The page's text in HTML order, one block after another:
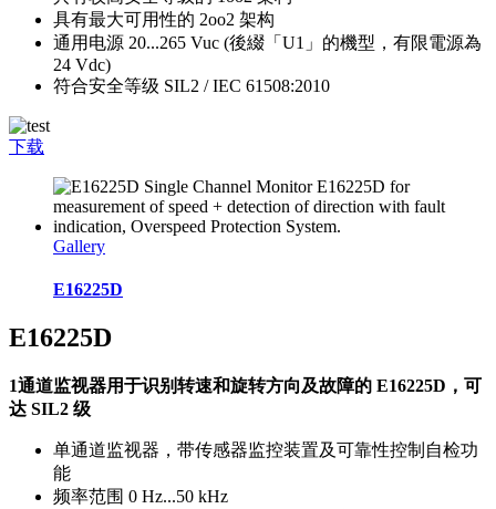
具有最大可用性的 2oo2 架构
通用电源 20...265 Vuc (後綴「U1」的機型，有限電源為
24 Vdc)
符合安全等级 SIL2 / IEC 61508:2010
下载
Gallery
E16225D
E16225D
1通道监视器用于识别转速和旋转方向及故障的 E16225D，可
达 SIL2 级
单通道监视器，带传感器监控装置及可靠性控制自检功
能
频率范围 0 Hz...50 kHz